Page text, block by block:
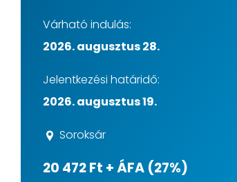
Várható indulás:
2026. augusztus 28.
Jelentkezési határidő:
2026. augusztus 19.
Soroksár
20 472 Ft + ÁFA (27%)